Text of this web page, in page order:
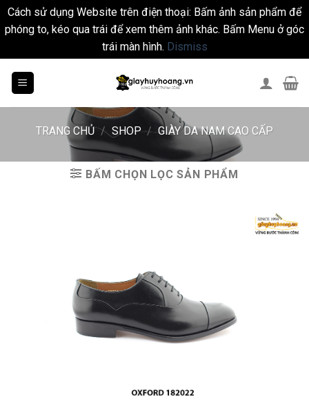
Cách sử dụng Website trên điện thoại: Bấm ảnh sản phẩm để
phóng to, kéo qua trái để xem thêm ảnh khác. Bấm Menu ở góc
trái màn hình. Dismiss
TRANG CHỦ / SHOP / GIÀY DA NAM CAO CẤP
BẤM CHỌN LỌC SẢN PHẨM